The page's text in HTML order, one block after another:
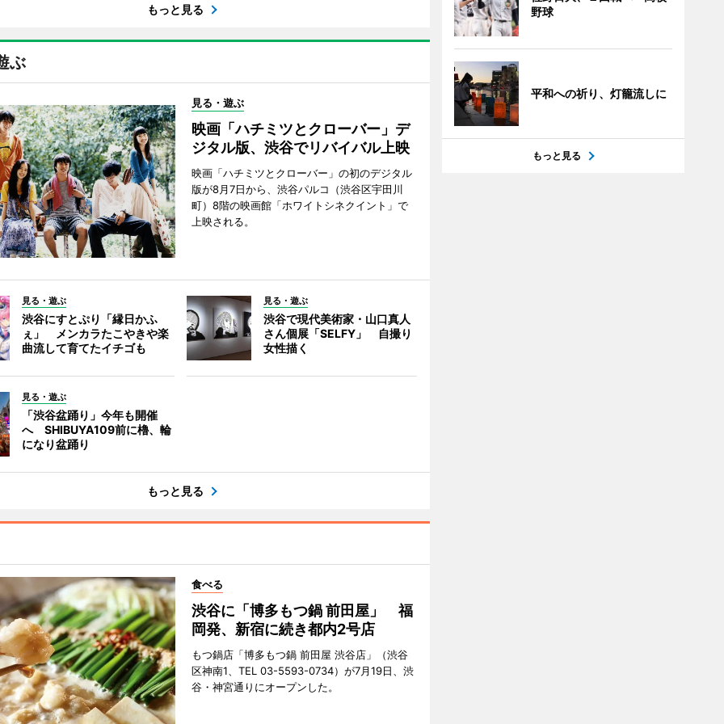
もっと見る
ぶ
見る・遊ぶ
映画「ハチミツとクローバー」デ
ジタル版、渋谷でリバイバル上映
映画「ハチミツとクローバー」の初のデジタル
版が8月7日から、渋谷パルコ（渋谷区宇田川
町）8階の映画館「ホワイトシネクイント」で
上映される。
見る・遊ぶ
渋谷にすとぷり「縁日かふ
ぇ」 メンカラたこやきや楽
曲流して育てたイチゴも
見る・遊ぶ
渋谷で現代美術家・山口真人
さん個展「SELFY」 自撮り
女性描く
見る・遊ぶ
「渋谷盆踊り」今年も開催
へ SHIBUYA109前に櫓、輪
になり盆踊り
もっと見る
食べる
渋谷に「博多もつ鍋 前田屋」 福
岡発、新宿に続き都内2号店
もつ鍋店「博多もつ鍋 前田屋 渋谷店」（渋谷
区神南1、TEL 03-5593-0734）が7月19日、渋
谷・神宮通りにオープンした。
野球
平和への祈り、灯籠流しに
もっと見る